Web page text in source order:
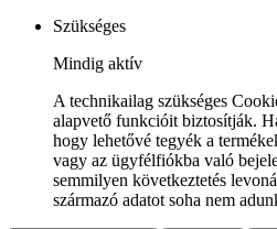
Szükséges
Mindig aktív
A technikailag szükséges
alapvető funkcióit biztosítják.
hogy lehetővé tegyék a
vagy az ügyfélfiókba való
semmilyen következtetés
származó adatot soha nem